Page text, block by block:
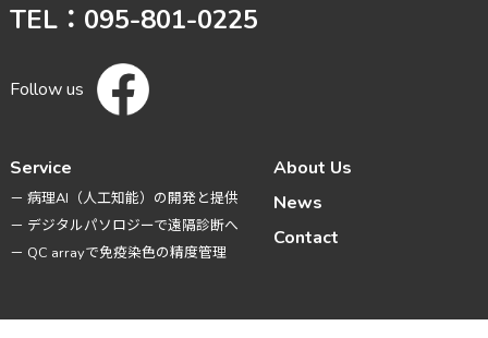
TEL：095-801-0225
Follow us
Service
－ 病理AI（人工知能）の開発と提供
－ デジタルパソロジーで遠隔診断へ
－ QC arrayで免疫染色の精度管理
About Us
News
Contact